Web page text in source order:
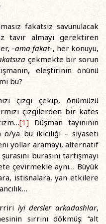
fakatsız savunulacak
tavır almayı gerektiren
-ama fakat-, her konuyu,
çekmekte bir sorun
eleştirinin önünü
bu?
çizgi çekip, önümüzü
çizgilerden bir kafes
[1] Düşman tayininin
ya bu ikiciliği – siyaseti
yollar aramayı, alternatif
burasını tartışmayı
çevirmekle aynı… Büyük
istisnalara, yan etkilere
iyi dersler arkadashlar,
sırrını dökmüş: “alt